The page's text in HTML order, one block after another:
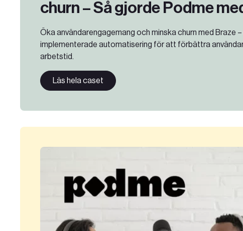
churn – Så gjorde Podme
Öka användarengagemang och minska churn med Braze
implementerade automatisering för att förbättra
arbetstid.
Läs hela caset